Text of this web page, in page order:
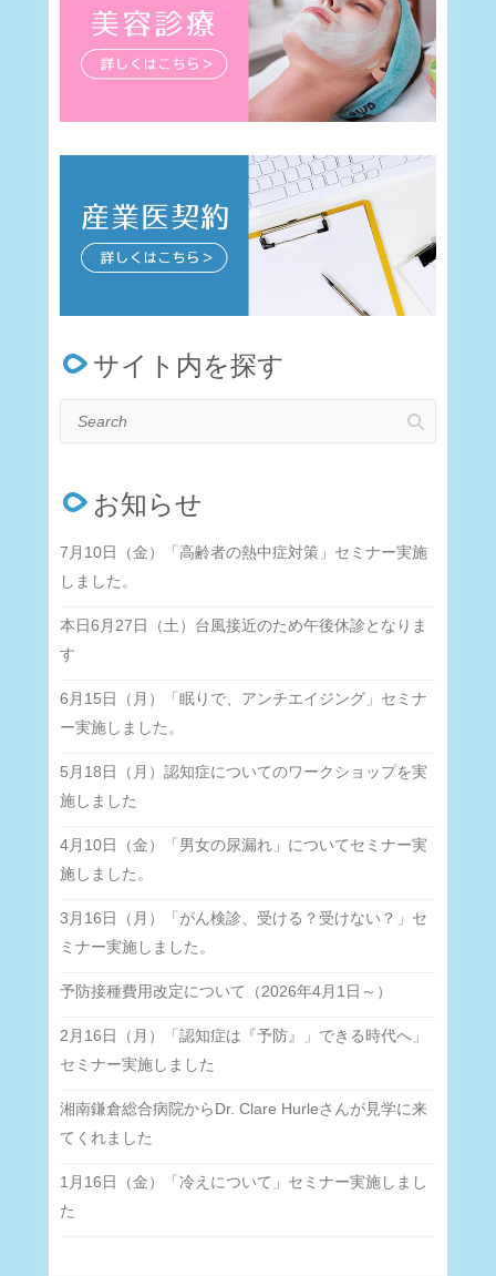
サイト内を探す
Search
お知らせ
7月10日（金）「高齢者の熱中症対策」セミナー実施
しました。
本日6月27日（土）台風接近のため午後休診となりま
す
6月15日（月）「眠りで、アンチエイジング」セミナ
ー実施しました。
5月18日（月）認知症についてのワークショップを実
施しました
4月10日（金）「男女の尿漏れ」についてセミナー実
施しました。
3月16日（月）「がん検診、受ける？受けない？」セ
ミナー実施しました。
予防接種費用改定について（2026年4月1日～）
2月16日（月）「認知症は『予防』」できる時代へ」
セミナー実施しました
湘南鎌倉総合病院からDr. Clare Hurleさんが見学に来
てくれました
1月16日（金）「冷えについて」セミナー実施しまし
た